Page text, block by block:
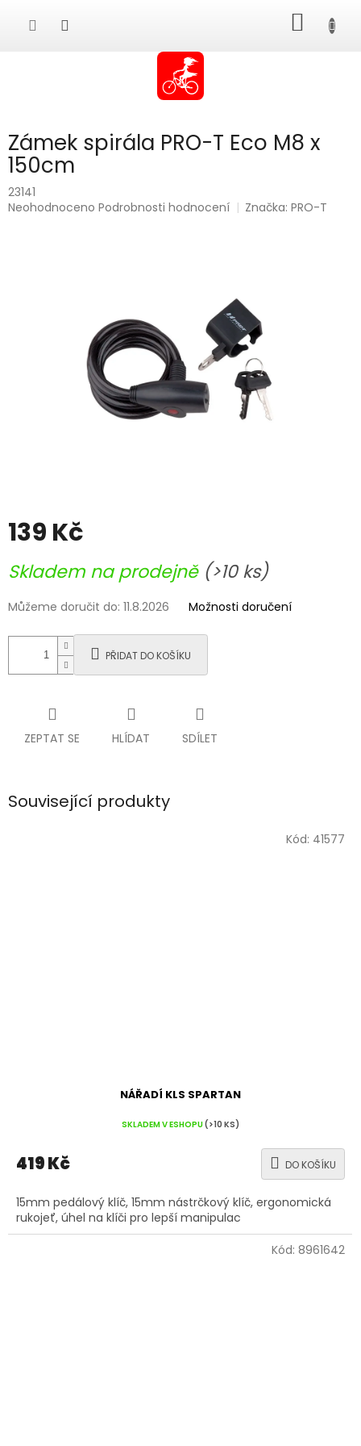
KOŠÍK
Zámek spirála PRO-T Eco M8 x
150cm
23141
Průměrné
Neohodnoceno Podrobnosti hodnocení Značka:PRO-T
139 Kč
cena:
Skladem na prodejně (>10 ks)
Můžeme doručit do: 11.8.2026 Možnosti doručení
PŘIDAT DO KOŠÍKU
ZEPTAT SE HLÍDAT SDÍLET
Související produkty
NÁŘADÍ KLS SPARTAN
SKLADEM V ESHOPU(>10 KS)
419 Kč DO KOŠÍKU
15mm pedálový klíč, 15mm nástrčkový klíč, ergonomická
rukojeť, úhel na klíči pro lepší manipulac
Kód: 41577
Kód: 8961642